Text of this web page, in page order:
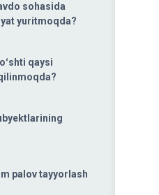
sohasida
yuritmoqda?
qaysi
palov tayyorlash